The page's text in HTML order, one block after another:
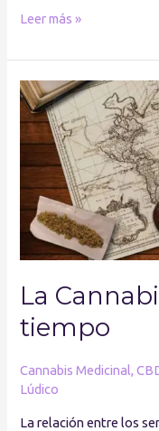
Leer más »
La
tiempo
Cannabis Medicinal,
Lúdico
La relación entre los
La
Cannabis
través
tiempo